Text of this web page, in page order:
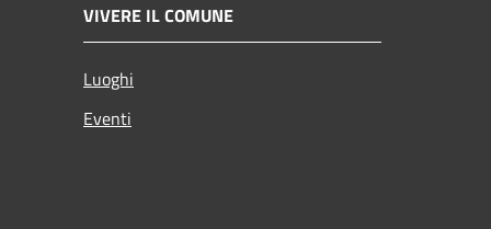
VIVERE IL COMUNE
Luoghi
Eventi